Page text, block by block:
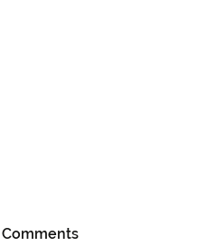
Comments